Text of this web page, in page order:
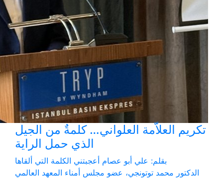
تكريم العلاّمة العلواني… كلمةٌ من الجيل
الذي حمل الراية
بقلم: علي أبو عصام أعجبتني الكلمة التي ألقاها
الدكتور محمد توتونجي، عضو مجلس أمناء المعهد العالمي